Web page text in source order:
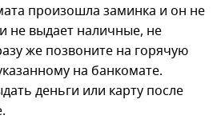
произошла заминка и он не
не выдает наличные, не
же позвоните на горячую
на банкомате.
деньги или карту после